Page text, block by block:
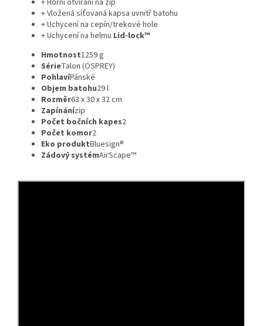
+ Horní otvírání na zip
+ Vložená síťovaná kapsa uvnitř batohu
+ Uchycení na cepín/trekové hole
+ Uchycení na helmu Lid-lock™
Hmotnost1259 g
SérieTalon (OSPREY)
PohlavíPánské
Objem batohu29 l
Rozměr63 x 30 x 32 cm
Zapínánízip
Počet bočních kapes2
Počet komor2
Eko produktBluesign®
Zádový systémAirScape™